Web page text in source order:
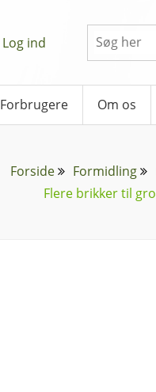
Log ind
Forbrugere Om os
Forside Formidling
Flere brikker til